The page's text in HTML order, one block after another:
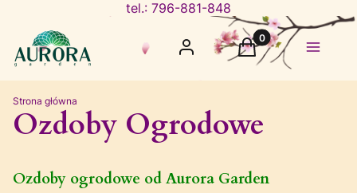
tel.: 796-881-848
Zaloguj się Produkty w
Koszyk Menu
Strona główna
Ozdoby Ogrodowe
Ozdoby ogrodowe od Aurora Garden